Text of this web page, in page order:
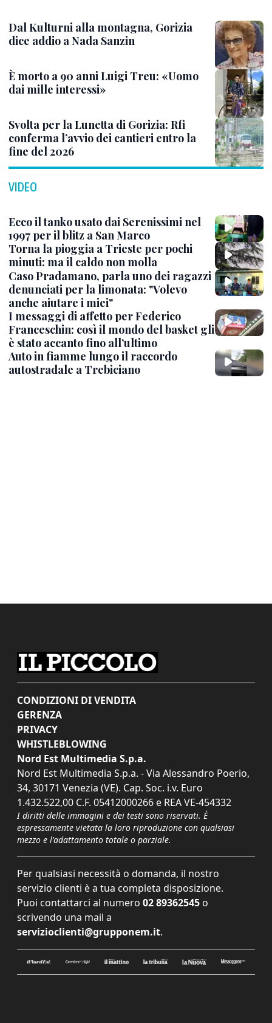
Dal Kulturni alla montagna, Gorizia
dice addio a Nada Sanzin
È morto a 90 anni Luigi Treu: «Uomo
dai mille interessi»
Svolta per la Lunetta di Gorizia: Rfi
conferma l’avvio dei cantieri entro la
fine del 2026
VIDEO
Ecco il tanko usato dai Serenissimi nel
1997 per il blitz a San Marco
Torna la pioggia a Trieste per pochi
minuti: ma il caldo non molla
Caso Pradamano, parla uno dei ragazzi
denunciati per la limonata: "Volevo
anche aiutare i miei"
I messaggi di affetto per Federico
Franceschin: così il mondo del basket gli
è stato accanto fino all’ultimo
Auto in fiamme lungo il raccordo
autostradale a Trebiciano
CONDIZIONI DI VENDITA
GERENZA
PRIVACY
WHISTLEBLOWING
Nord Est Multimedia S.p.a.
Nord Est Multimedia S.p.a. - Via Alessandro Poerio,
34, 30171 Venezia (VE). Cap. Soc. i.v. Euro
1.432.522,00 C.F. 05412000266 e REA VE-454332
I diritti delle immagini e dei testi sono riservati. È
espressamente vietata la loro riproduzione con qualsiasi
mezzo e l'adattamento totale o parziale.
Per qualsiasi necessità o domanda, il nostro
servizio clienti è a tua completa disposizione.
Puoi contattarci al numero 02 89362545 o
scrivendo una mail a
servizioclienti@grupponem.it.